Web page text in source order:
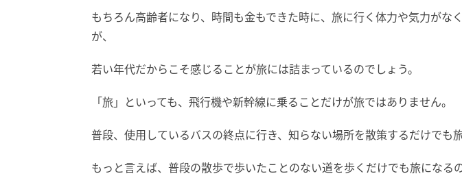
もちろん高齢者になり、時間も金もできた時に、旅に行く体力や気力がな
が、
若い年代だからこそ感じることが旅には詰まっているのでしょう。
「旅」といっても、飛行機や新幹線に乗ることだけが旅ではありません。
普段、使用しているバスの終点に行き、知らない場所を散策するだけでも旅
もっと言えば、普段の散歩で歩いたことのない道を歩くだけでも旅になるの